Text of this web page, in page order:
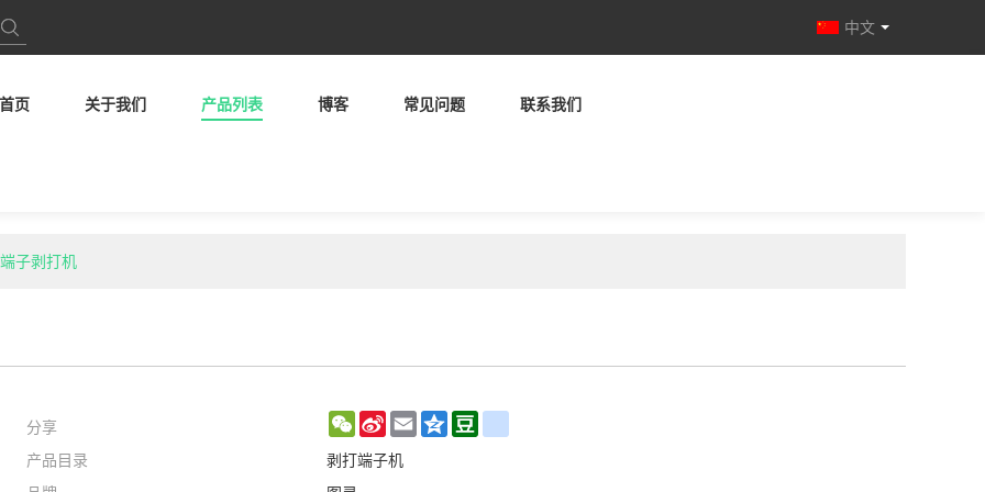
中文
首页 关于我们 产品列表 博客 常见问题 联系我们
子剥打机
分享 WeChat
Sina
Weibo
Email Qzone
产品目录
剥打端子机